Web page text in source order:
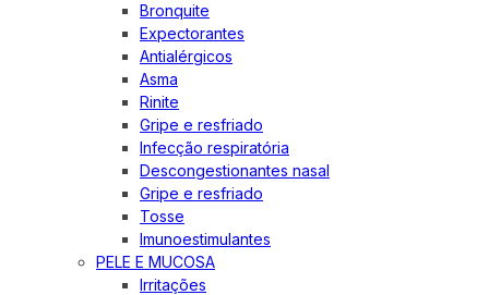
Bronquite
Expectorantes
Antialérgicos
Asma
Rinite
Gripe e resfriado
Infecção respiratória
Descongestionantes nasal
Gripe e resfriado
Tosse
Imunoestimulantes
PELE E MUCOSA
Irritações